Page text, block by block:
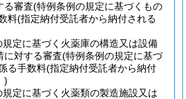
る審査(特例条例の規定に基づくもの
料(指定納付受託者から納付される
規定に基づく火薬庫の構造又は設備
に対する審査(特例条例の規定に基づ
る手数料(指定納付受託者から納付
)
定に基づく火薬類の製造施設又は